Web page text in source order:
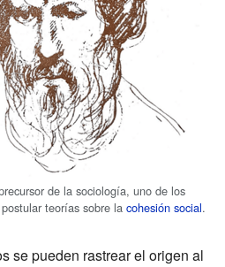
de la sociología, uno de los
teorías sobre lacohesión social.
se pueden rastrear el origen al